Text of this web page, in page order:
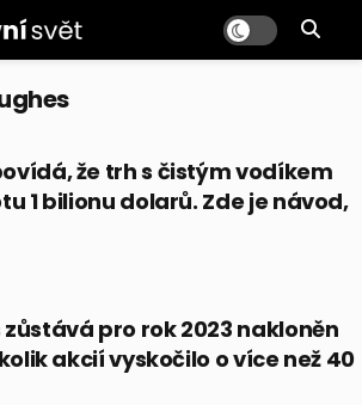
že trh s čistým vodíkem
1 bilionu dolarů. Zde je návod,
pro rok 2023 nakloněn
akcií vyskočilo o více než 40